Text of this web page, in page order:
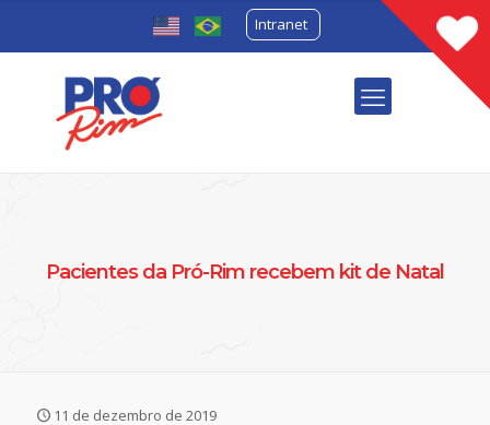
Intranet
Pacientes da Pró-Rim recebem kit de Natal
11 de dezembro de 2019